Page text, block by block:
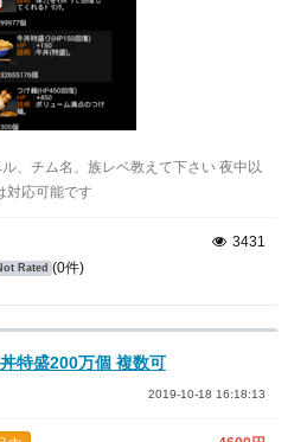
、チム名、族レベ教えて下さい 夜中以
対応可能です
Rated (0件)
3431
特盛200万個 複数可
2019-10-18 16:18:13